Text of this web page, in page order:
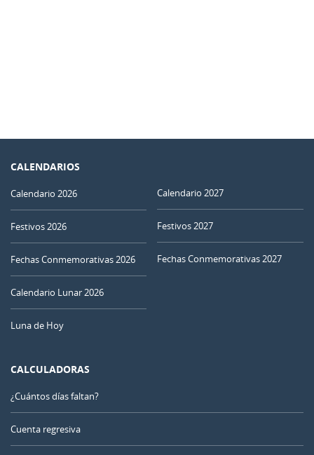
CALENDARIOS
Calendario 2026
Festivos 2026
Fechas Conmemorativas 2026
Calendario Lunar 2026
Luna de Hoy
Calendario 2027
Festivos 2027
Fechas Conmemorativas 2027
CALCULADORAS
¿Cuántos días faltan?
Cuenta regresiva